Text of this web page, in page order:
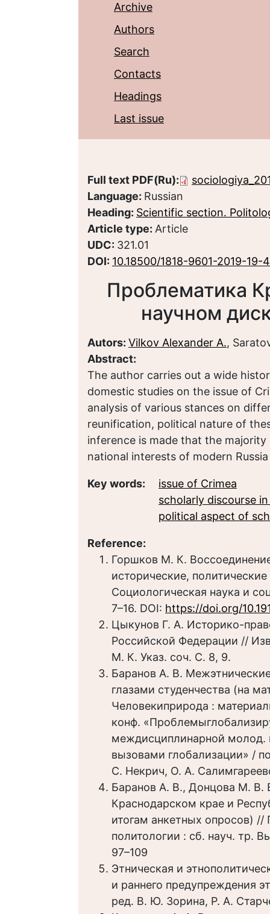
Archive
Authors
Search
Contacts
Headings
Last issue
Full text PDF(Ru):
Language: Russian
Heading: Scientific section.
Article type: Article
UDC: 321.01
DOI: 10.18500/1818-9601-2019-
Проблематика
научном
Autors: Vilkov Alexander A.,
Abstract:
The author carries out a wide
domestic studies on the issue of
analysis of various stances on
reunification, political nature of
inference is made that the
national interests of modern Russia
Key words:
issue of Crimea
scholarly discourse
political aspect of
Reference:
Горшков М. К.
исторические,
Социологическая наука и
7–16. DOI: https://doi.org/
Цыкунов Г. А. Историко-
Российской Федерации //
М. К. Указ. соч. С. 8, 9.
Баранов А. В.
глазами студенчества (на
Человекиприрода :
конф.
междисциплинарной молод.
вызовами глобализации» /
С. Некрич, О. А.
Баранов А. В., Донцова М. В.
Краснодарском крае и
итогам анкетных опросов)
политологии : сб. науч. тр.
97–109
Этническая и
и раннего предупреждения
ред. В. Ю. Зорина, Р. А.